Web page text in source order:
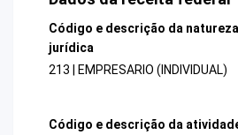
Código e descrição da natureza
jurídica
213 | EMPRESARIO (INDIVIDUAL)
Código e descrição da